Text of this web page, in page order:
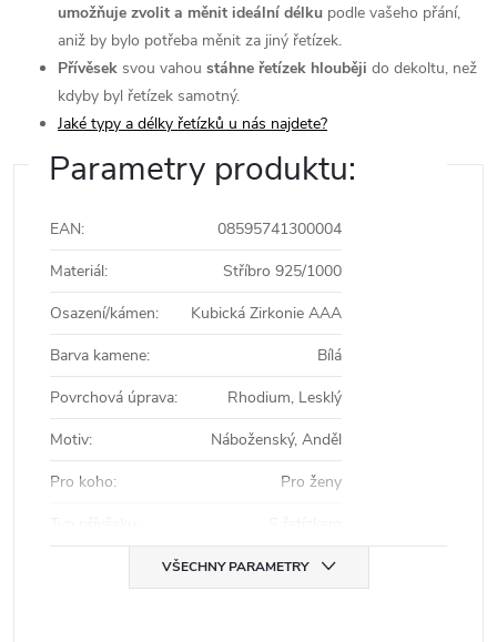
umožňuje zvolit a měnit ideální délku podle vašeho přání,
aniž by bylo potřeba měnit za jiný řetízek.
Přívěsek svou vahou stáhne řetízek hlouběji do dekoltu, než
kdyby byl řetízek samotný.
Jaké typy a délky řetízků u nás najdete?
Parametry produktu:
EAN:
08595741300004
Materiál:
Stříbro 925/1000
Osazení/kámen:
Kubická Zirkonie AAA
Barva kamene:
Bílá
Povrchová úprava:
Rhodium, Lesklý
Motiv:
Náboženský, Anděl
Pro koho:
Pro ženy
VŠECHNY PARAMETRY